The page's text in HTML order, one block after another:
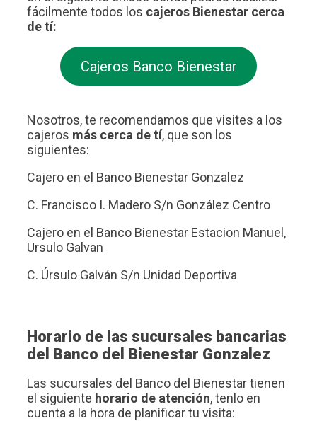
fácilmente todos los cajeros Bienestar cerca
de tí:
Cajeros Banco Bienestar
Nosotros, te recomendamos que visites a los
cajeros más cerca de tí, que son los
siguientes:
Cajero en el Banco Bienestar Gonzalez
C. Francisco I. Madero S/n González Centro
Cajero en el Banco Bienestar Estacion Manuel,
Ursulo Galvan
C. Úrsulo Galván S/n Unidad Deportiva
Horario de las sucursales bancarias
del Banco del Bienestar Gonzalez
Las sucursales del Banco del Bienestar tienen
el siguiente horario de atención, tenlo en
cuenta a la hora de planificar tu visita: